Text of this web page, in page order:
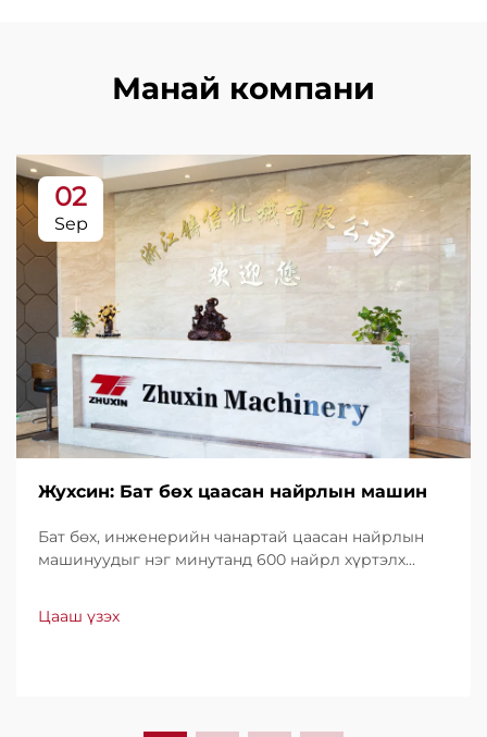
Манай компани
02
Sep
Жухсин: Бат бөх цаасан найрлын машин
Бат бөх, инженерийн чанартай цаасан найрлын
машинуудыг нэг минутанд 600 найрл хүртэлх
дэлхийн хэмжээнд итгэл үнэнчээр ашиглагддаг.
Цааш үзэх